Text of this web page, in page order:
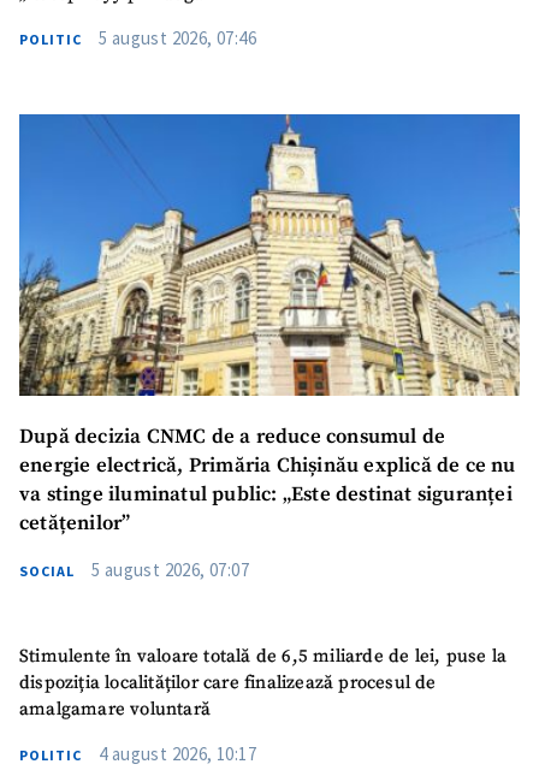
POLITIC 5 august 2026, 07:46
După decizia CNMC de a reduce consumul de
energie electrică, Primăria Chișinău explică de ce nu
va stinge iluminatul public: „Este destinat siguranței
cetățenilor”
SOCIAL 5 august 2026, 07:07
Stimulente în valoare totală de 6,5 miliarde de lei, puse la
dispoziția localităților care finalizează procesul de
amalgamare voluntară
POLITIC 4 august 2026, 10:17